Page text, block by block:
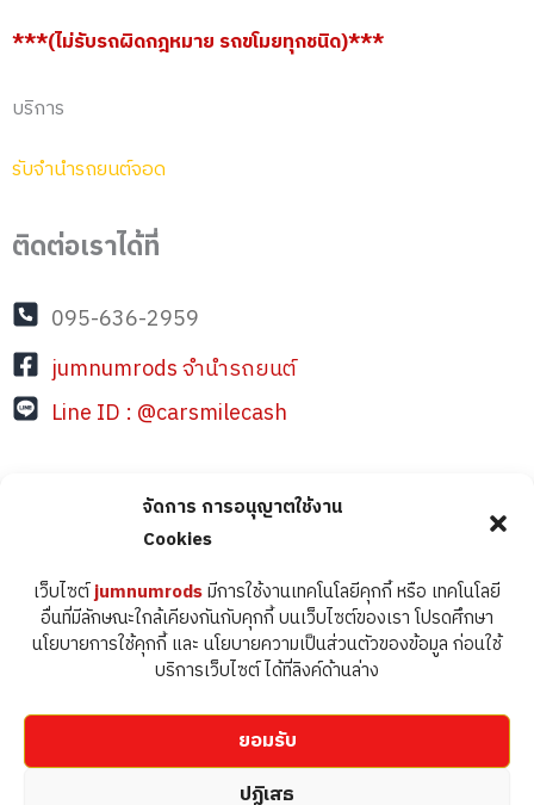
จัดการ การอนุญาตใช้งาน
Cookies
เว็บไซต์jumnumrodsมีการใช้งานเทคโนโลยีคุกกี้ หรือ เทคโนโลยี
อื่นที่มีลักษณะใกล้เคียงกันกับคุกกี้ บนเว็บไซต์ของเรา โปรดศึกษา
นโยบายการใช้คุกกี้ และ นโยบายความเป็นส่วนตัวของข้อมูล ก่อนใช้
บริการเว็บไซต์ ได้ที่ลิงค์ด้านล่าง
ยอมรับ
ปฏิเสธ
***(ไม่รับรถผิดกฎหมาย รถขโมยทุกชนิด)***
บริการ
รับจำนำรถยนต์จอด
ติดต่อเราได้ที่
095-636-2959
jumnumrods จำนำรถยนต์
Line ID : @carsmilecash
เวลาเปิดบริการ : จันทร์ - อาทิตย์
เวลา : 08.30 - 17.30 น.
เพิ่มเราเป็นเพื่อน